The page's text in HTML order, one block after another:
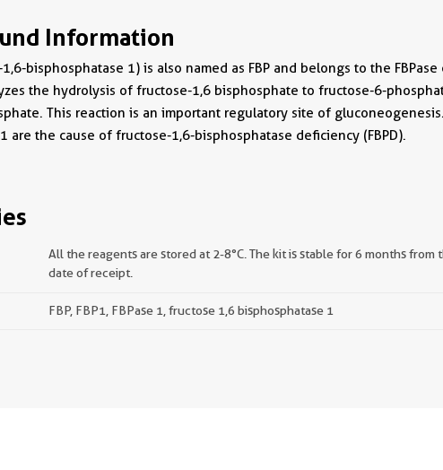
Information
1,6-bisphosphatase 1) is also named as FBP and belongs to the FBPase
the hydrolysis of fructose-1,6 bisphosphate to fructose-6-
This reaction is an important regulatory site of
are the cause of fructose-1,6-bisphosphatase deficiency (FBPD).
All the reagents are stored at 2-8°C. The kit is stable for 6 months from
date of receipt.
FBP, FBP1, FBPase 1, fructose 1,6 bisphosphatase 1